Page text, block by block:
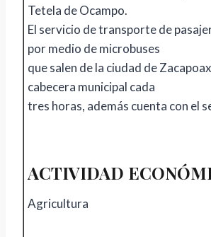
Tetela de Ocampo.
El servicio de transporte de
por medio de microbuses
que salen de la ciudad de
cabecera municipal cada
tres horas, además cuenta con el
ACTIVIDAD
Agricultura